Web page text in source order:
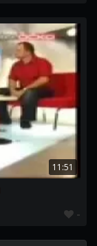
11:51
-